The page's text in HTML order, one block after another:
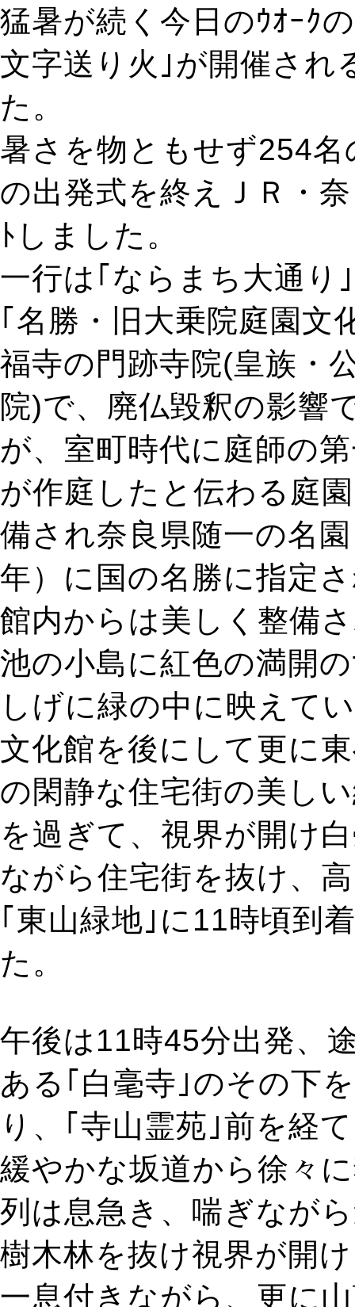
猛暑が続く今日のｳｵｰｸ
文字送り火｣が開催され
た。
暑さを物ともせず254
の出発式を終えＪＲ・
ﾄしました。
一行は｢ならまち大通り
｢名勝・旧大乗院庭園文
福寺の門跡寺院(皇族・
院)で、廃仏毀釈の影響
が、室町時代に庭師の
が作庭したと伝わる庭
備され奈良県随一の名
年）に国の名勝に指定
館内からは美しく整備
池の小島に紅色の満開
しげに緑の中に映えて
文化館を後にして更に
の閑静な住宅街の美し
を過ぎて、視界が開け
ながら住宅街を抜け、
｢東山緑地｣に11時頃到
た。
午後は11時45分出発、
ある｢白毫寺｣のその下
り、｢寺山霊苑｣前を経
緩やかな坂道から徐々
列は息急き、喘ぎなが
樹木林を抜け視界が開
一息付きながら、更に